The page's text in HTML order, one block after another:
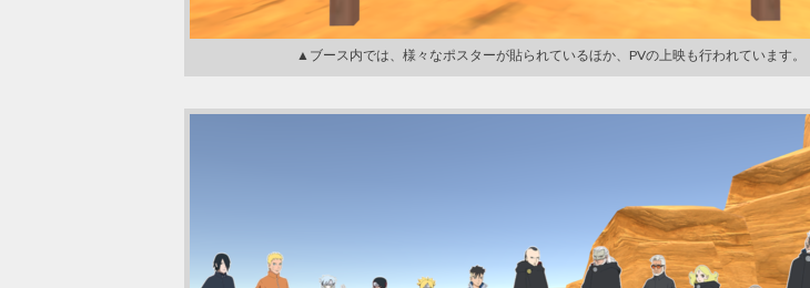
▲ブース内では、様々なポスターが貼られているほか、PVの上映も行われています。